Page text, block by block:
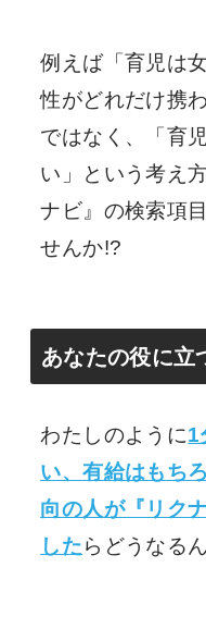
例えば「育児は
性がどれだけ携
ではなく、「育
い」という考え
ナビ』の検索項
せんか!?
あなたの役に立
わたしのように1
い、有給はもち
向の人が『リク
したらどうなる